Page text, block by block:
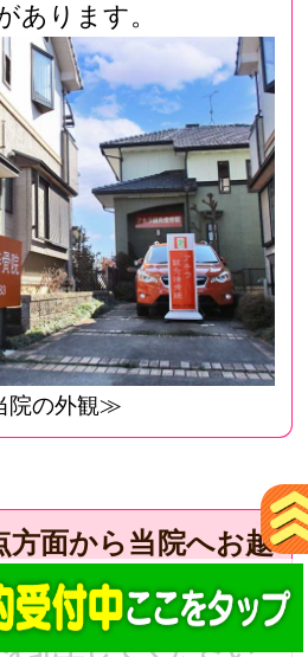
あります。
院の外観≫
方面から当院へお越
北上してください